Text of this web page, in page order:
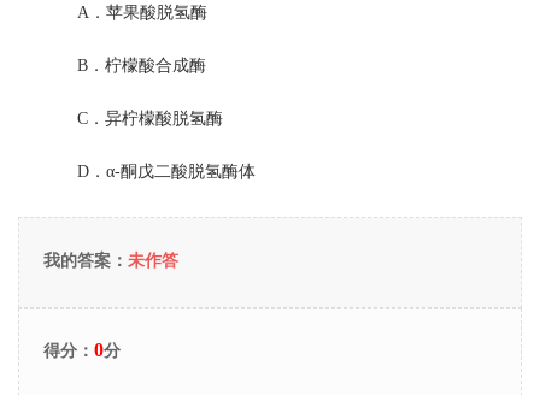
A． 苹果酸脱氢酶
B． 柠檬酸合成酶
C． 异柠檬酸脱氢酶
D． α-酮戊二酸脱氢酶体
我的答案： 未作答
得分： 0分